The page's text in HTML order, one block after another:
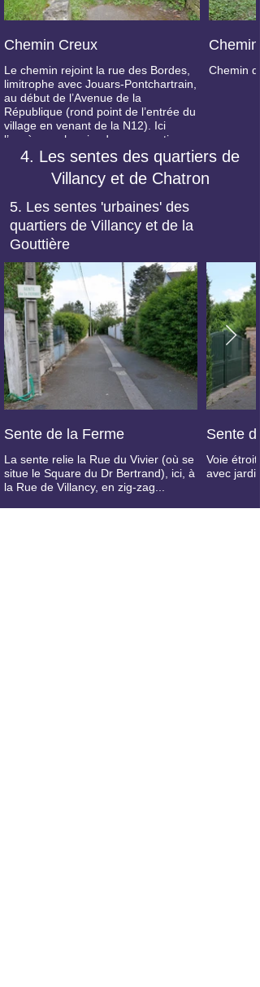
Chemin Creux
Le chemin rejoint la rue des Bordes,
limitrophe avec Jouars-Pontchartrain,
au début de l’Avenue de la
République (rond point de l’entrée du
village en venant de la N12). Ici
l’accès au chemin, dans sa partie
basse, au n° 5 de la rue des Bordes
Chemin
Chemin
4. Les sentes des quartiers de
Villancy et de Chatron
5. Les sentes 'urbaines' des
quartiers de Villancy et de la
Gouttière
Sente de la Ferme
La sente relie la Rue du Vivier (où se
situe le Square du Dr Bertrand), ici, à
la Rue de Villancy, en zig-zag...
Sente
Voie
avec